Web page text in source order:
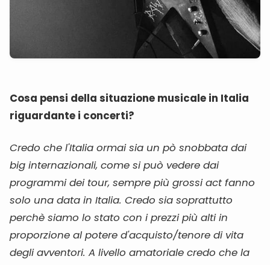
Cosa pensi della situazione musicale in Italia
riguardante i concerti?
Credo che l'Italia ormai sia un pò snobbata dai
big internazionali, come si può vedere dai
programmi dei tour, sempre più grossi act fanno
solo una data in Italia. Credo sia soprattutto
perchè siamo lo stato con i prezzi più alti in
proporzione al potere d'acquisto/tenore di vita
degli avventori. A livello amatoriale credo che la